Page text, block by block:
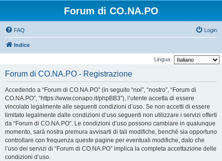
Forum di CO.NA.PO
FAQ Login
Indice
Lingua:
Forum di CO.NA.PO - Registrazione
Accedendo a “Forum di CO.NA.PO” (in seguito “noi”, “nostro”, “Forum di
CO.NA.PO”, “https://www.conapo.it/phpBB3”), l’utente accetta di essere
vincolato legalmente alle seguenti condizioni d’uso. Se non accetti di essere
limitato legalmente dalle condizioni d’uso seguenti non utilizzare i servizi offerti
da “Forum di CO.NA.PO”. Le condizioni d’uso possono cambiare in qualunque
momento, sarà nostra premura avvisarti di tali modifiche, benché sia opportuno
controllare con frequenza queste pagine per eventuali modifiche, dato che
l’uso dei servizi di “Forum di CO.NA.PO” implica la completa accettazione delle
condizioni d’uso.